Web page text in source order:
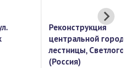
Реконструкция
центральной
лестницы,
(Россия)